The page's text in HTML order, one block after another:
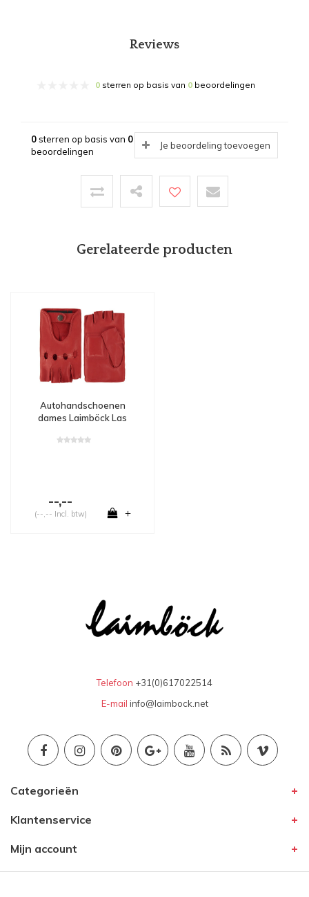
Reviews
0 sterren op basis van 0 beoordelingen
0sterren op basis van 0
beoordelingen
Je beoordeling toevoegen
Gerelateerde producten
Autohandschoenen
dames Laimböck Las
--,--
(--,-- Incl. btw) +
Telefoon +31(0)617022514
E-mail info@laimbock.net
Categorieën
Klantenservice
Mijn account